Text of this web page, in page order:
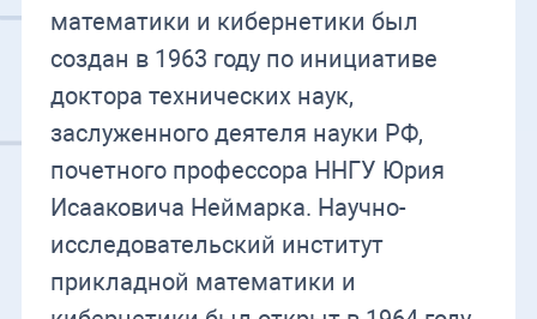
математики и кибернетики был
создан в 1963 году по инициативе
доктора технических наук,
заслуженного деятеля науки РФ,
почетного профессора ННГУ Юрия
Исааковича Неймарка. Научно-
исследовательский институт
прикладной математики и